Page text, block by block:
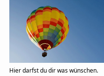
Hier darfst du dir was wünschen.